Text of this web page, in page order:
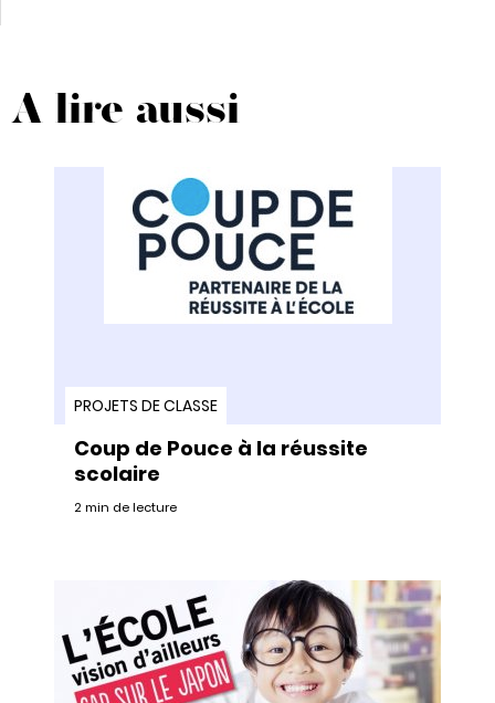
A lire aussi
PROJETS DE CLASSE
Coup de Pouce à la réussite
scolaire
2 min de lecture